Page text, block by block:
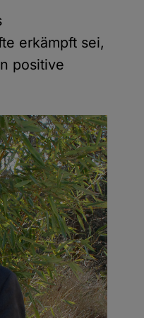
erkämpft sei,
positive